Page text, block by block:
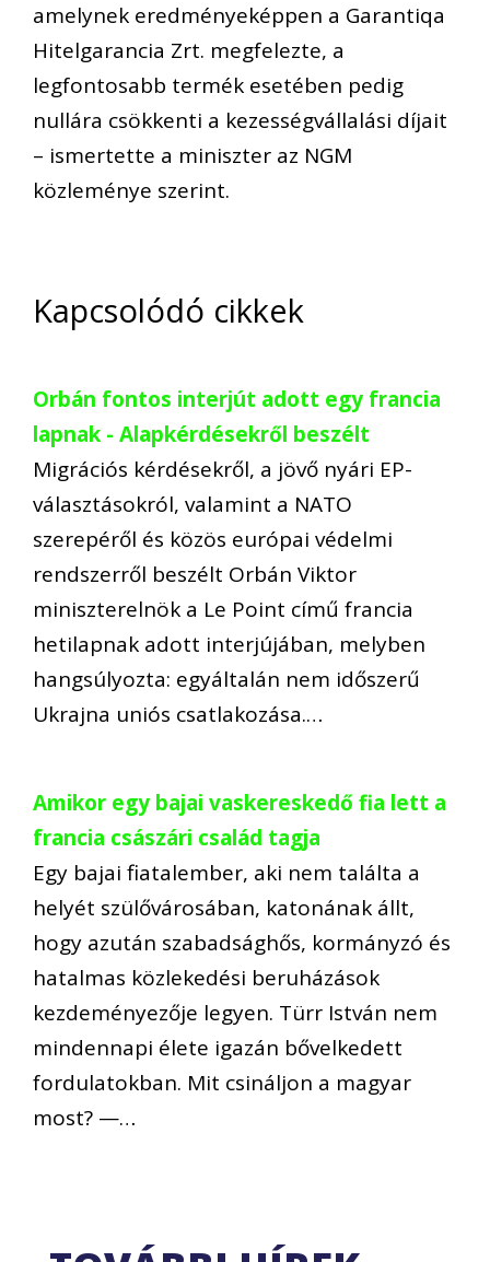
amelynek eredményeképpen a Garantiqa
Hitelgarancia Zrt. megfelezte, a
legfontosabb termék esetében pedig
nullára csökkenti a kezességvállalási díjait
– ismertette a miniszter az NGM
közleménye szerint.
Kapcsolódó cikkek
Orbán fontos interjút adott egy francia
lapnak - Alapkérdésekről beszélt
Migrációs kérdésekről, a jövő nyári EP-
választásokról, valamint a NATO
szerepéről és közös európai védelmi
rendszerről beszélt Orbán Viktor
miniszterelnök a Le Point című francia
hetilapnak adott interjújában, melyben
hangsúlyozta: egyáltalán nem időszerű
Ukrajna uniós csatlakozása.…
Amikor egy bajai vaskereskedő fia lett a
francia császári család tagja
Egy bajai fiatalember, aki nem találta a
helyét szülővárosában, katonának állt,
hogy azután szabadsághős, kormányzó és
hatalmas közlekedési beruházások
kezdeményezője legyen. Türr István nem
mindennapi élete igazán bővelkedett
fordulatokban. Mit csináljon a magyar
most? —…